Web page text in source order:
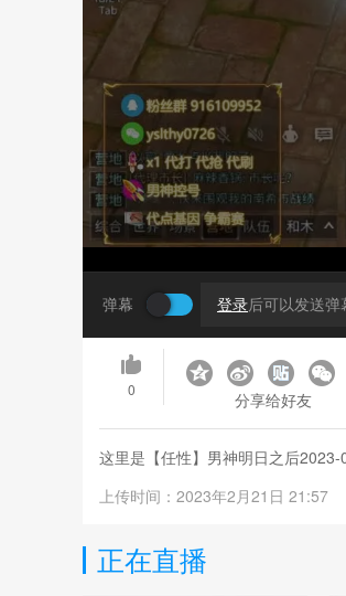
弹幕 登录后可以发送弹
0 分享给好友
这里是【任性】男神明日之后
上传时间：2023年2月21日 21:57
正在直播